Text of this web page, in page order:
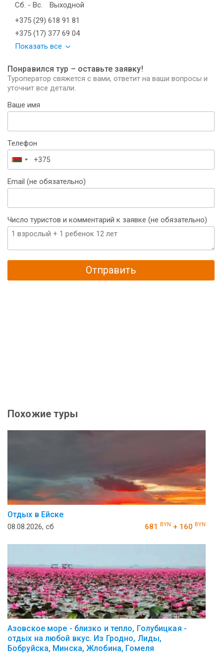
Сб. - Вс.
Выходной
+375 (29) 618 91 81
+375 (17) 377 69 04
Показать все
Понравился тур – оставьте заявку!
Туроператор свяжется с вами, ответит на ваши вопросы и
уточнит все детали.
Ваше имя
Телефон
Беларусь
+375
Email (не обязательно)
Число туристов и комментарий к заявке (не обязательно)
Отправить
Похожие туры
Отдых в Ейске
08.08.2026, сб 681 BYN + 160 BYN
Азовское море - близко и тепло, Голубицкая -
отдых на любой вкус. Из Гродно, Лиды,
Бобруйска, Минска, Жлобина, Гомеля